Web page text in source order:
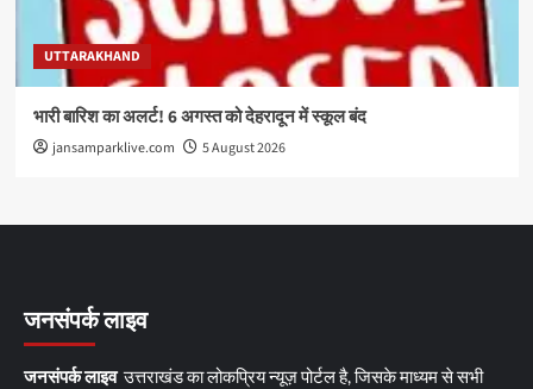
UTTARAKHAND
भारी बारिश का अलर्ट! 6 अगस्त को देहरादून में स्कूल बंद
jansamparklive.com 5 August 2026
जनसंपर्क लाइव
जनसंपर्क लाइवउत्तराखंड का लोकप्रिय न्यूज़ पोर्टल है, जिसके माध्यम से सभी